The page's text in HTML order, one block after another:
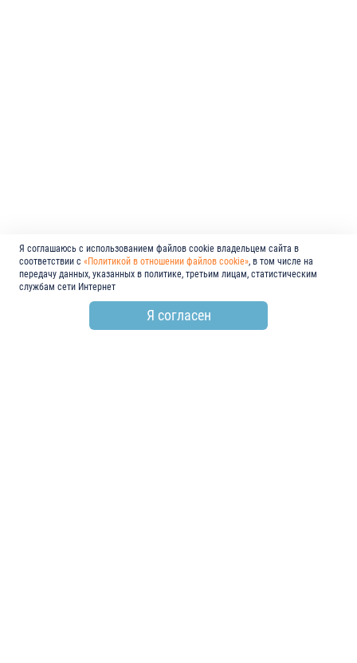
Я соглашаюсь с использованием файлов cookie владельцем сайта в
соответствии с «Политикой в отношении файлов cookie», в том числе на
передачу данных, указанных в политике, третьим лицам, статистическим
службам сети Интернет
Я согласен